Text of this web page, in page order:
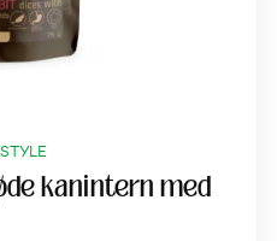
kanintern med